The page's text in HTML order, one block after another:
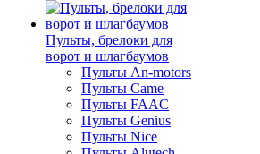
Пульты, брелоки для
ворот и шлагбаумов
Пульты An-motors
Пульты Came
Пульты FAAC
Пульты Genius
Пульты Nice